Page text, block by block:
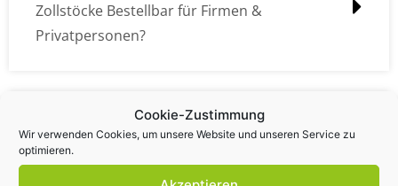
Cookie-Zustimmung
Wir verwenden Cookies, um unsere Website und unseren Service zu
optimieren.
Zollstöcke Bestellbar für Firmen &
Privatpersonen?
Wie kann ich die Daten (z.B. Logos und Texte)
übermitteln?